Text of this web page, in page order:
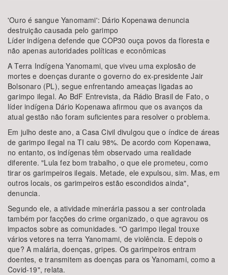
Área Protegida
BUSCAR
'Ouro é sangue Yanomami': Dário Kopenawa denuncia
destruição causada pelo garimpo
Líder indígena defende que COP30 ouça povos da floresta e
não apenas autoridades políticas e econômicas
A Terra Indígena Yanomami, que viveu uma explosão de
mortes e doenças durante o governo do ex-presidente Jair
Bolsonaro (PL), segue enfrentando ameaças ligadas ao
garimpo ilegal. Ao BdF Entrevista, da Rádio Brasil de Fato, o
líder indígena Dário Kopenawa afirmou que os avanços da
atual gestão não foram suficientes para resolver o problema.
Em julho deste ano, a Casa Civil divulgou que o índice de áreas
de garimpo ilegal na TI caiu 98%. De acordo com Kopenawa,
no entanto, os indígenas têm observado uma realidade
diferente. "Lula fez bom trabalho, o que ele prometeu, como
tirar os garimpeiros ilegais. Metade, ele expulsou, sim. Mas, em
outros locais, os garimpeiros estão escondidos ainda",
denuncia.
Segundo ele, a atividade minerária passou a ser controlada
também por facções do crime organizado, o que agravou os
impactos sobre as comunidades. "O garimpo ilegal trouxe
vários vetores na terra Yanomami, de violência. E depois o
que? A malária, doenças, gripes. Os garimpeiros entram
doentes, e transmitem as doenças para os Yanomami, como a
Covid-19", relata.